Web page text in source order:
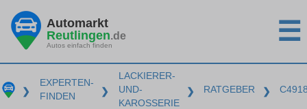
Automarkt
Reutlingen.de
Autos einfach finden ☰
❯
EXPERTEN-
FINDEN
❯
LACKIERER-
UND-
KAROSSERIE
❯ RATGEBER ❯